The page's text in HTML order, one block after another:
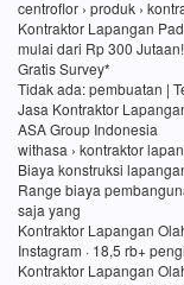
centroflor › produk ›
Kontraktor Lapangan
mulai dari Rp 300
Gratis Survey*
Tidak ada: pembuatan ‎|
Jasa Kontraktor
ASA Group Indonesia
withasa › kontraktor
Biaya konstruksi
Range biaya
saja yang
Kontraktor Lapangan
Instagram · 18,5 rb+
Kontraktor Lapangan